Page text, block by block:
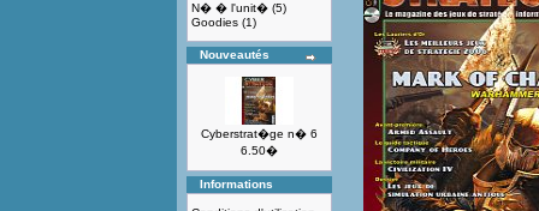
N� � l'unit� (5)
Goodies (1)
Nouveautés
Cyberstrat�ge n� 6
6.50�
Informations